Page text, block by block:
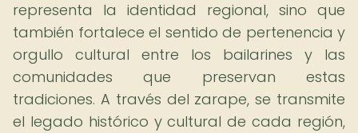
representa la identidad regional, sino que
también fortalece el sentido de pertenencia y
orgullo cultural entre los bailarines y las
comunidades que preservan estas
tradiciones. A través del zarape, se transmite
el legado histórico y cultural de cada región,